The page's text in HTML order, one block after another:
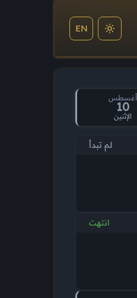
EN
أغسطس
10
الإثنين
لم تبدأ
انتهت